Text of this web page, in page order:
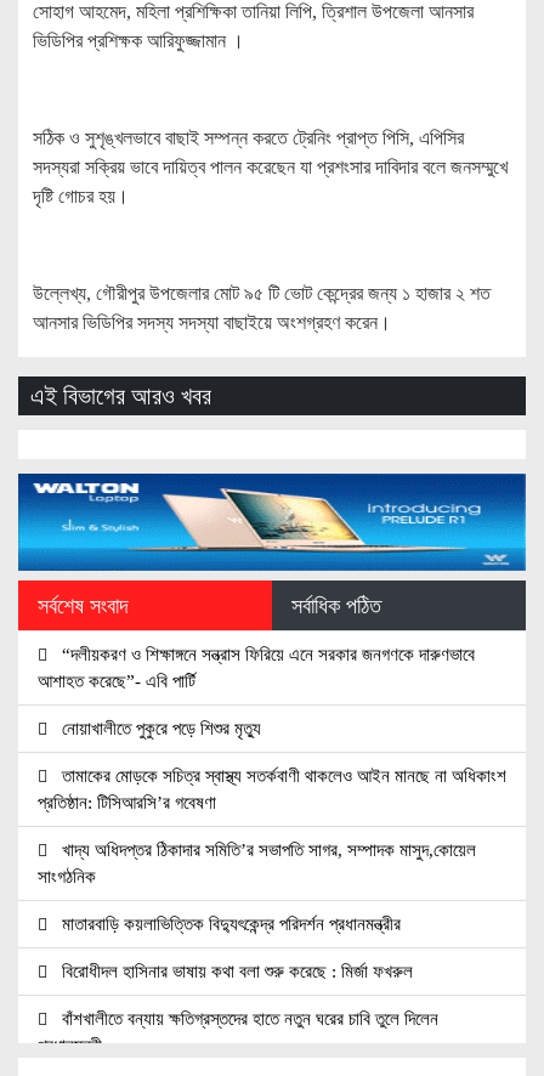
সোহাগ আহমেদ, মহিলা প্রশিক্ষিকা তানিয়া লিপি, ত্রিশাল উপজেলা আনসার
ভিডিপির প্রশিক্ষক আরিফুজ্জামান ।
সঠিক ও সুশৃঙ্খলভাবে বাছাই সম্পন্ন করতে ট্রেনিং প্রাপ্ত পিসি, এপিসির
সদস্যরা সক্রিয় ভাবে দায়িত্ব পালন করেছেন যা প্রশংসার দাবিদার বলে জনসম্মুখে
দৃষ্টি গোচর হয়।
উল্লেখ্য, গৌরীপুর উপজেলার মোট ৯৫ টি ভোট কেন্দ্রের জন্য ১ হাজার ২ শত
আনসার ভিডিপির সদস্য সদস্যা বাছাইয়ে অংশগ্রহণ করেন।
এই বিভাগের আরও খবর
সর্বশেষ সংবাদ সর্বাধিক পঠিত
“দলীয়করণ ও শিক্ষাঙ্গনে সন্ত্রাস ফিরিয়ে এনে সরকার জনগণকে দারুণভাবে
আশাহত করেছে”- এবি পার্টি
নোয়াখালীতে পুকুরে পড়ে শিশুর মৃত্যু
তামাকের মোড়কে সচিত্র স্বাস্থ্য সতর্কবাণী থাকলেও আইন মানছে না অধিকাংশ
প্রতিষ্ঠান: টিসিআরসি’র গবেষণা
খাদ্য অধিদপ্তর ঠিকাদার সমিতি’র সভাপতি সাগর, সম্পাদক মাসুদ,কোয়েল
সাংগঠনিক
মাতারবাড়ি কয়লাভিত্তিক বিদ্যুৎকেন্দ্র পরিদর্শন প্রধানমন্ত্রীর
বিরোধীদল হাসিনার ভাষায় কথা বলা শুরু করেছে : মির্জা ফখরুল
বাঁশখালীতে বন্যায় ক্ষতিগ্রস্তদের হাতে নতুন ঘরের চাবি তুলে দিলেন
প্রধানমন্ত্রী